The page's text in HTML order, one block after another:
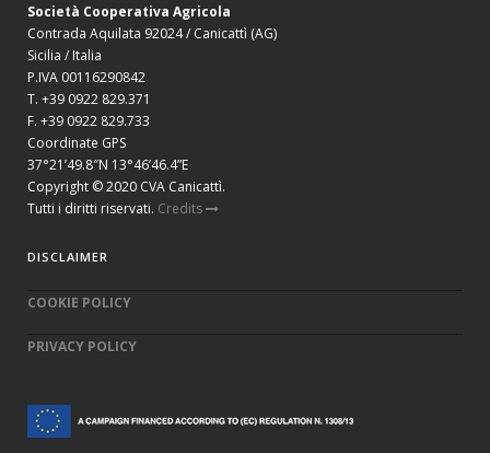
Società Cooperativa Agricola
Contrada Aquilata 92024 / Canicattì (AG)
Sicilia / Italia
P.IVA 00116290842
T. +39 0922 829.371
F. +39 0922 829.733
Coordinate GPS
37°21’49.8″N 13°46’46.4”E
Copyright © 2020 CVA Canicattì.
Tutti i diritti riservati. Credits
DISCLAIMER
COOKIE POLICY
PRIVACY POLICY